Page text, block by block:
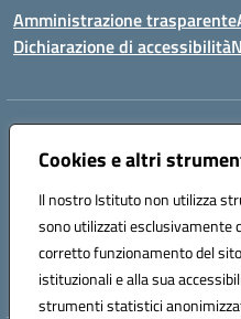
Cookies e altri
Il nostro Istituto non utilizza
sono utilizzati esclusivamente
corretto funzionamento del
istituzionali e alla sua
strumenti statistici
Amministrazione trasparente
Dichiarazione di accessibilità
Indirizzo:
Centralino:0994722507 Email:
Codice fiscale: 90279480736
Codice meccanografico:
TAIC873006
Codice unico di fatturazione (CUF):